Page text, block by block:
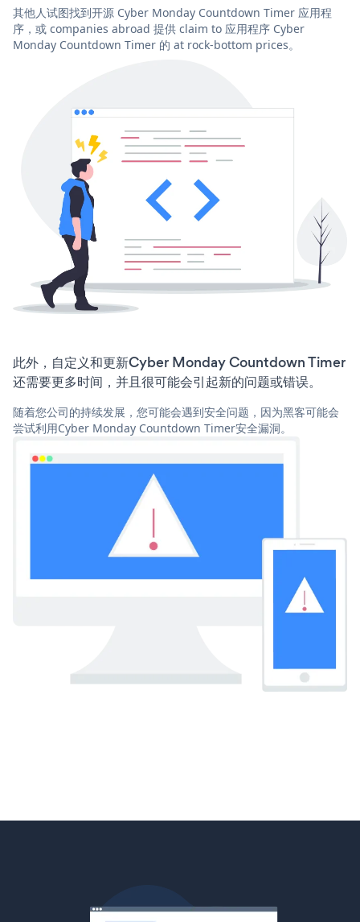
其他人试图找到开源 Cyber Monday Countdown Timer 应用程
序，或 companies abroad 提供 claim to 应用程序 Cyber
Monday Countdown Timer 的 at rock-bottom prices。
此外，自定义和更新Cyber Monday Countdown Timer
还需要更多时间，并且很可能会引起新的问题或错误。
随着您公司的持续发展，您可能会遇到安全问题，因为黑客可能会
尝试利用Cyber Monday Countdown Timer安全漏洞。